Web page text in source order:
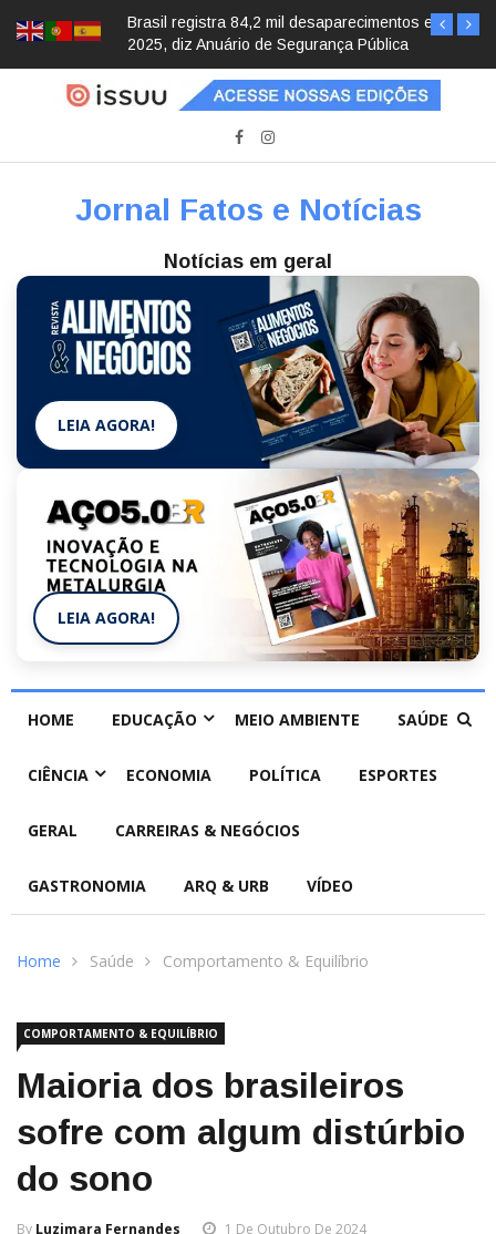
Brasil registra 84,2 mil desaparecimentos em
2025, diz Anuário de Segurança Pública
Jornal Fatos e Notícias
Notícias em geral
LEIA AGORA!
LEIA AGORA!
HOME EDUCAÇÃO MEIO AMBIENTE SAÚDE
CIÊNCIA ECONOMIA POLÍTICA ESPORTES
GERAL CARREIRAS & NEGÓCIOS
GASTRONOMIA ARQ & URB VÍDEO
Home Saúde Comportamento & Equilíbrio
COMPORTAMENTO & EQUILÍBRIO
Maioria dos brasileiros
sofre com algum distúrbio
do sono
By Luzimara Fernandes 1 De Outubro De 2024